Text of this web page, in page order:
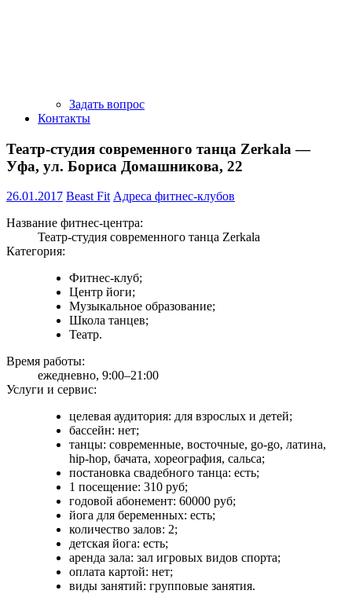
Задать вопрос
Контакты
Театр-студия современного танца Zerkala —
Уфа, ул. Бориса Домашникова, 22
26.01.2017 Beast Fit Адреса фитнес-клубов
Название фитнес-центра:
Театр-студия современного танца Zerkala
Категория:
Фитнес-клуб;
Центр йоги;
Музыкальное образование;
Школа танцев;
Театр.
Время работы:
ежедневно, 9:00–21:00
Услуги и сервис:
целевая аудитория: для взрослых и детей;
бассейн: нет;
танцы: современные, восточные, go-go, латина,
hip-hop, бачата, хореография, сальса;
постановка свадебного танца: есть;
1 посещение: 310 руб;
годовой абонемент: 60000 руб;
йога для беременных: есть;
количество залов: 2;
детская йога: есть;
аренда зала: зал игровых видов спорта;
оплата картой: нет;
виды занятий: групповые занятия.